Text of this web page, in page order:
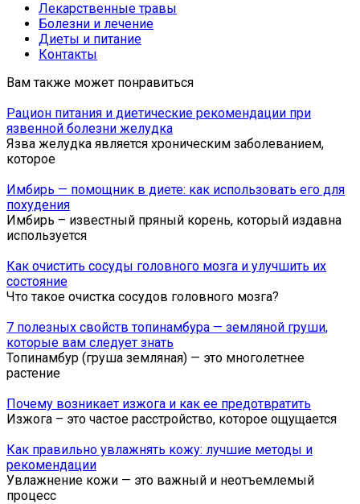
Лекарственные травы
Болезни и лечение
Диеты и питание
Контакты
Вам также может понравиться
Рацион питания и диетические рекомендации при
язвенной болезни желудка
Язва желудка является хроническим заболеванием,
которое
Имбирь — помощник в диете: как использовать его для
похудения
Имбирь – известный пряный корень, который издавна
используется
Как очистить сосуды головного мозга и улучшить их
состояние
Что такое очистка сосудов головного мозга?
7 полезных свойств топинамбура — земляной груши,
которые вам следует знать
Топинамбур (груша земляная) — это многолетнее
растение
Почему возникает изжога и как ее предотвратить
Изжога – это частое расстройство, которое ощущается
Как правильно увлажнять кожу: лучшие методы и
рекомендации
Увлажнение кожи — это важный и неотъемлемый
процесс